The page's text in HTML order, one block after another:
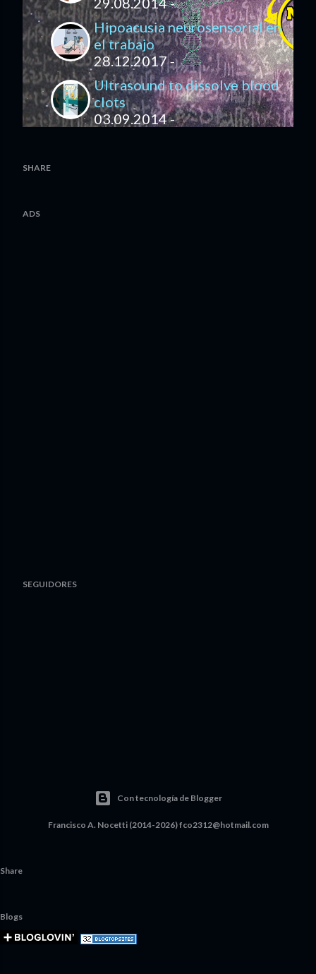
Hipoacusia neurosensorial en
el trabajo
28.12.2017 -
Ultrasound to dissolve blood
clots
03.09.2014 -
SHARE
ADS
SEGUIDORES
Con tecnología de Blogger
Francisco A. Nocetti (2014-2026) fco2312@hotmail.com
Share
Blogs